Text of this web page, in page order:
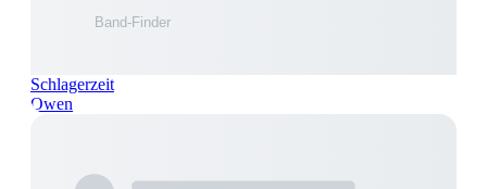
Schlagerzeit
Owen